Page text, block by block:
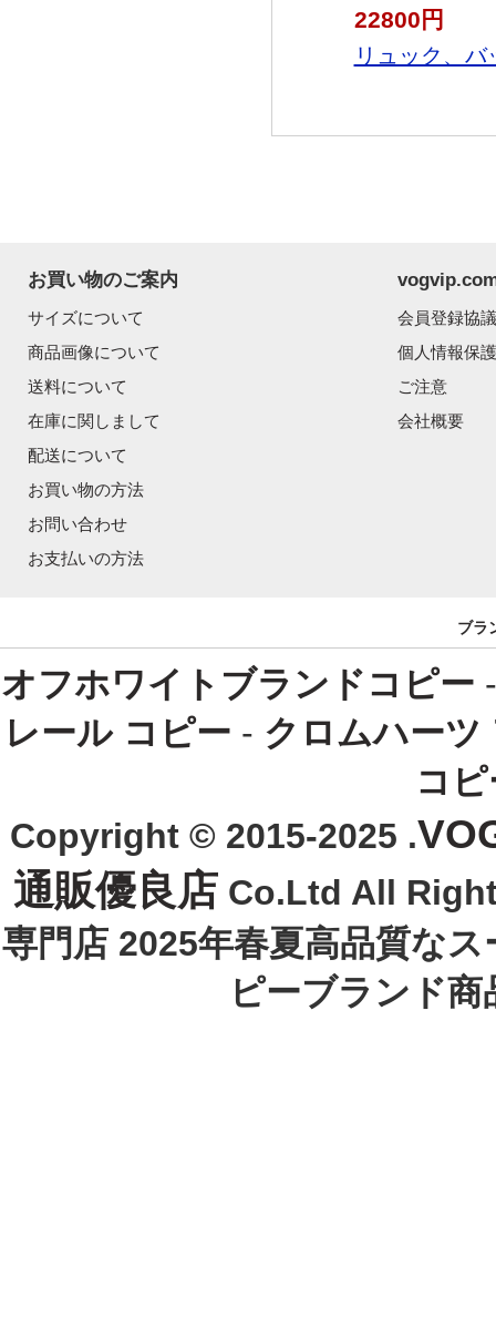
22800円
リュック、
お買い物のご案内
サイズについて
商品画像について
送料について
在庫に関しまして
配送について
お買い物の方法
お問い合わせ
お支払いの方法
会員登録協
個人情報保
ご注意
会社概要
ブラ
オフホワイトブランドコピー
レール コピー - クロムハーツ
コ
Copyright © 2015-2025 .
通販優良店 Co.Ltd All
専門店 2025年春夏高品質な
ピーブランド